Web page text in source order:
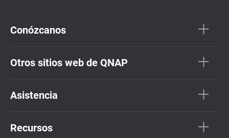
Conózcanos
Otros sitios web de QNAP
Asistencia
Recursos